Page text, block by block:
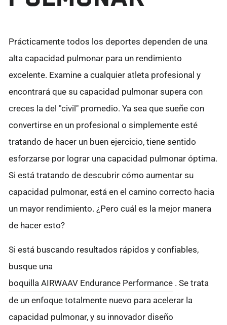
Prácticamente todos los deportes dependen de una
alta capacidad pulmonar para un rendimiento
excelente. Examine a cualquier atleta profesional y
encontrará que su capacidad pulmonar supera con
creces la del "civil" promedio. Ya sea que sueñe con
convertirse en un profesional o simplemente esté
tratando de hacer un buen ejercicio, tiene sentido
esforzarse por lograr una capacidad pulmonar óptima.
Si está tratando de descubrir cómo aumentar su
capacidad pulmonar, está en el camino correcto hacia
un mayor rendimiento. ¿Pero cuál es la mejor manera
de hacer esto?
Si está buscando resultados rápidos y confiables,
busque una
boquilla AIRWAAV Endurance Performance . Se trata
de un enfoque totalmente nuevo para acelerar la
capacidad pulmonar, y su innovador diseño